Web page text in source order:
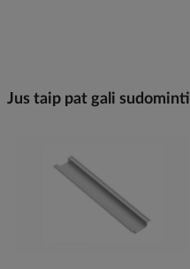
Jus taip pat gali sudominti